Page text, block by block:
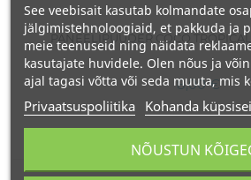
PANEELIPUUDER COCO
8,00 €
See veebisait kasutab kolmandate
jälgimistehnoloogiaid, et pakkuda ja
meie teenuseid ning näidata
kasutajate huvidele. Olen nõus ja
ajal tagasi võtta või seda muuta, mis
Privaatsuspoliitika Kohanda
NÕUSTUN